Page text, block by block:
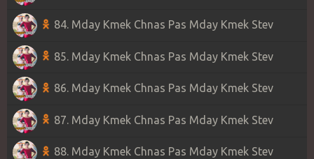
84. Mday Kmek Chnas Pas Mday Kmek Stev
85. Mday Kmek Chnas Pas Mday Kmek Stev
86. Mday Kmek Chnas Pas Mday Kmek Stev
87. Mday Kmek Chnas Pas Mday Kmek Stev
88. Mday Kmek Chnas Pas Mday Kmek Stev